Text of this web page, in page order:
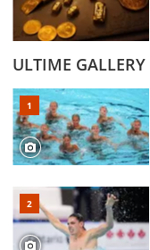
ULTIME GALLERY